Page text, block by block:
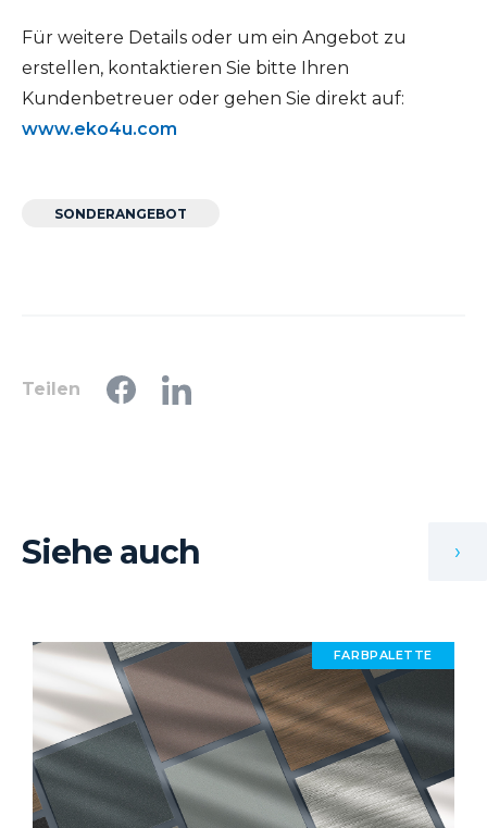
Für weitere Details oder um ein Angebot zu
erstellen, kontaktieren Sie bitte Ihren
Kundenbetreuer oder gehen Sie direkt auf:
www.eko4u.com
SONDERANGEBOT
Teilen
Siehe auch
FARBPALETTE
›